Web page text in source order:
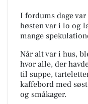
I fordums dage
høsten var i lo og
mange
Når alt var i hus,
hvor alle, der
til suppe,
kaffebord med
og småkager.